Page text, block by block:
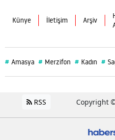
Künye İletişim Arşiv
# Amasya # Merzifon # Kadın #
RSS Copyright ©